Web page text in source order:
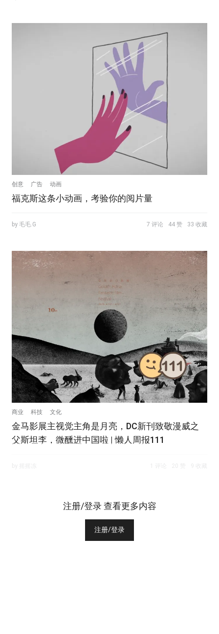
创意 广告 动画
福克斯这条小动画，考验你的阅片量
by 毛毛.G 7 评论 44 赞 33 收藏
商业 科技 文化
金马影展主视觉主角是月亮，DC新刊致敬漫威之
父斯坦李，微醺进中国啦 | 懒人周报111
注册/登录 查看更多内容
注册/登录